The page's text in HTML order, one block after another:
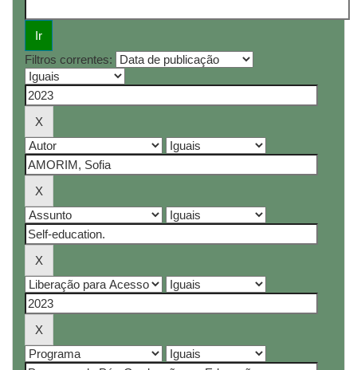
Filtros correntes: